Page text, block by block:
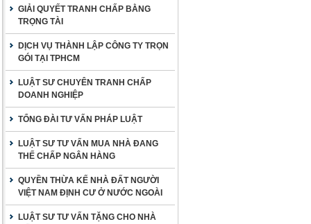
GIẢI QUYẾT TRANH CHẤP BẰNG
TRỌNG TÀI
DỊCH VỤ THÀNH LẬP CÔNG TY TRỌN
GÓI TẠI TPHCM
LUẬT SƯ CHUYÊN TRANH CHẤP
DOANH NGHIỆP
TỔNG ĐÀI TƯ VẤN PHÁP LUẬT
LUẬT SƯ TƯ VẤN MUA NHÀ ĐANG
THẾ CHẤP NGÂN HÀNG
QUYỀN THỪA KẾ NHÀ ĐẤT NGƯỜI
VIỆT NAM ĐỊNH CƯ Ở NƯỚC NGOÀI
LUẬT SƯ TƯ VẤN TẶNG CHO NHÀ